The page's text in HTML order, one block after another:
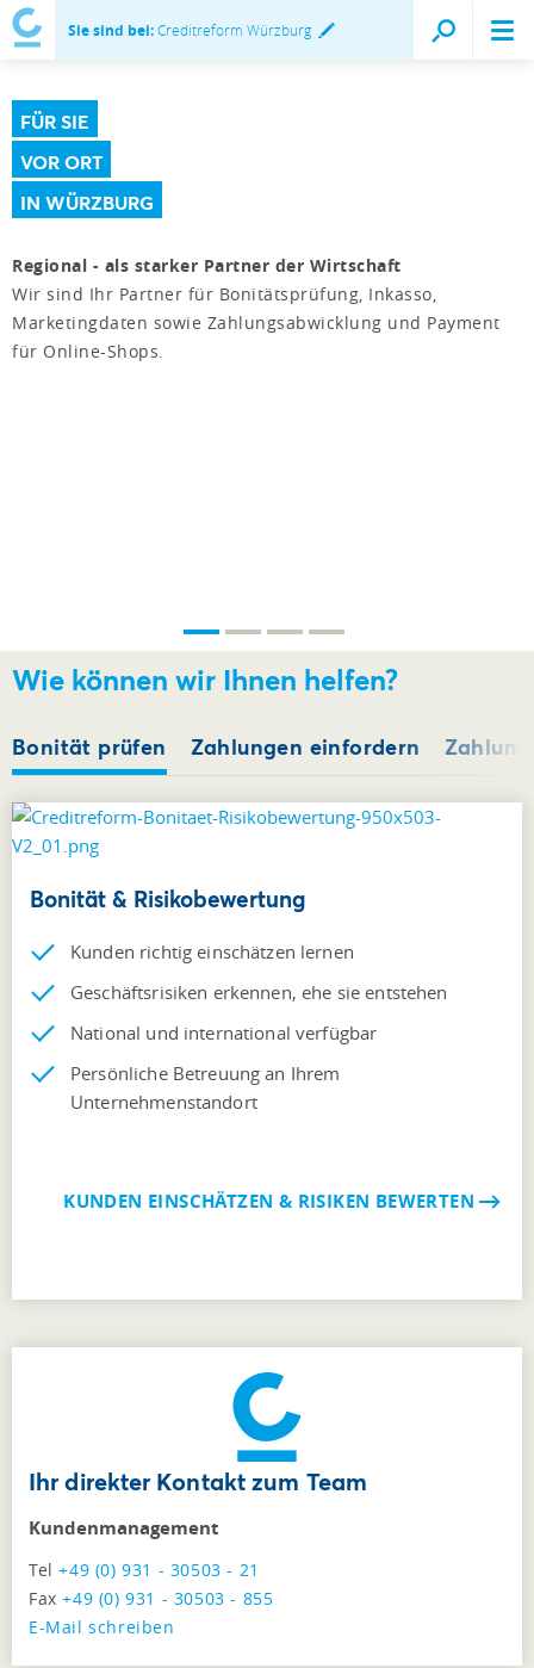
Sie sind bei:Creditreform Würzburg
FÜR SIE
VOR ORT
IN WÜRZBURG
Regional - als starker Partner der Wirtschaft
Wir sind Ihr Partner für Bonitätsprüfung, Inkasso,
Marketingdaten sowie Zahlungsabwicklung und Payment
für Online-Shops.
Wie können wir Ihnen helfen?
Bonität prüfen Zahlungen einfordern
Bonität & Risikobewertung
Kunden richtig einschätzen lernen
Geschäftsrisiken erkennen, ehe sie entstehen
National und international verfügbar
Persönliche Betreuung an Ihrem
Unternehmenstandort
KUNDEN EINSCHÄTZEN & RISIKEN BEWERTEN
Ihr direkter Kontakt zum Team
Kundenmanagement
Tel+49 (0) 931 - 30503 - 21
Fax+49 (0) 931 - 30503 - 855
E-Mail schreiben